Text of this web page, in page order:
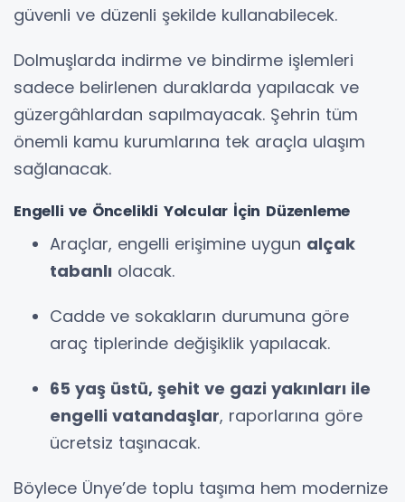
güvenli ve düzenli şekilde kullanabilecek.
Dolmuşlarda indirme ve bindirme işlemleri
sadece belirlenen duraklarda yapılacak ve
güzergâhlardan sapılmayacak. Şehrin tüm
önemli kamu kurumlarına tek araçla ulaşım
sağlanacak.
Engelli ve Öncelikli Yolcular İçin Düzenleme
Araçlar, engelli erişimine uygun alçak
tabanlı olacak.
Cadde ve sokakların durumuna göre
araç tiplerinde değişiklik yapılacak.
65 yaş üstü, şehit ve gazi yakınları ile
engelli vatandaşlar, raporlarına göre
ücretsiz taşınacak.
Böylece Ünye’de toplu taşıma hem modernize